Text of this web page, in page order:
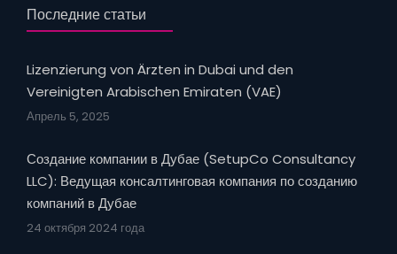
Последние статьи
Lizenzierung von Ärzten in Dubai und den
Vereinigten Arabischen Emiraten (VAE)
Апрель 5, 2025
Создание компании в Дубае (SetupCo Consultancy
LLC): Ведущая консалтинговая компания по созданию
компаний в Дубае
24 октября 2024 года